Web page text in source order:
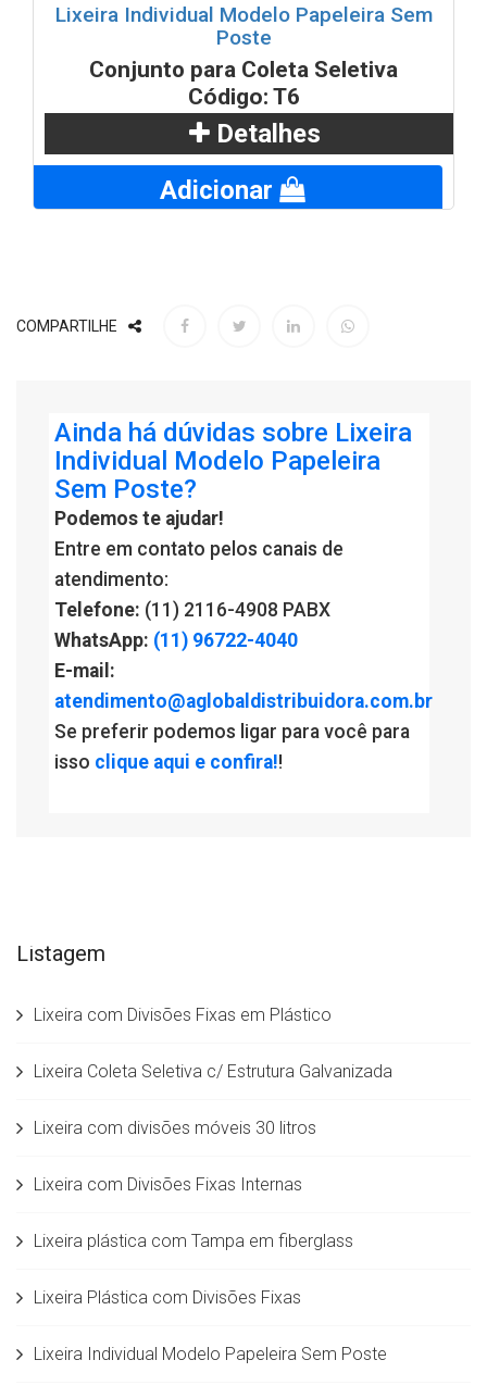
Lixeira Individual Modelo Papeleira Sem
Poste
Conjunto para Coleta Seletiva
Código: T6
Detalhes
Adicionar
COMPARTILHE
Ainda há dúvidas sobre Lixeira
Individual Modelo Papeleira
Sem Poste?
Podemos te ajudar!
Entre em contato pelos canais de
atendimento:
Telefone: (11) 2116-4908 PABX
WhatsApp: (11) 96722-4040
E-mail:
atendimento@aglobaldistribuidora.com.br
Se preferir podemos ligar para você para
isso clique aqui e confira!!
Listagem
Lixeira com Divisões Fixas em Plástico
Lixeira Coleta Seletiva c/ Estrutura Galvanizada
Lixeira com divisões móveis 30 litros
Lixeira com Divisões Fixas Internas
Lixeira plástica com Tampa em fiberglass
Lixeira Plástica com Divisões Fixas
Lixeira Individual Modelo Papeleira Sem Poste